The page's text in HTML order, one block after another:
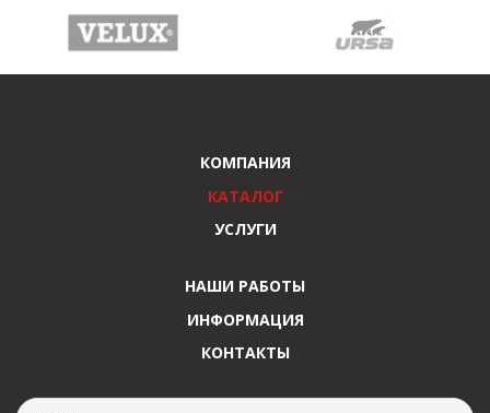
КОМПАНИЯ
КАТАЛОГ
УСЛУГИ
НАШИ РАБОТЫ
ИНФОРМАЦИЯ
КОНТАКТЫ